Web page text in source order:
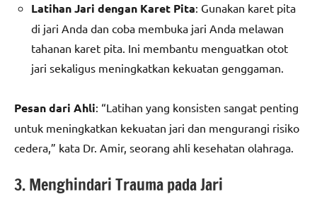
Latihan Jari dengan Karet Pita: Gunakan karet pita
di jari Anda dan coba membuka jari Anda melawan
tahanan karet pita. Ini membantu menguatkan otot
jari sekaligus meningkatkan kekuatan genggaman.
Pesan dari Ahli: “Latihan yang konsisten sangat penting
untuk meningkatkan kekuatan jari dan mengurangi risiko
cedera,” kata Dr. Amir, seorang ahli kesehatan olahraga.
3. Menghindari Trauma pada Jari